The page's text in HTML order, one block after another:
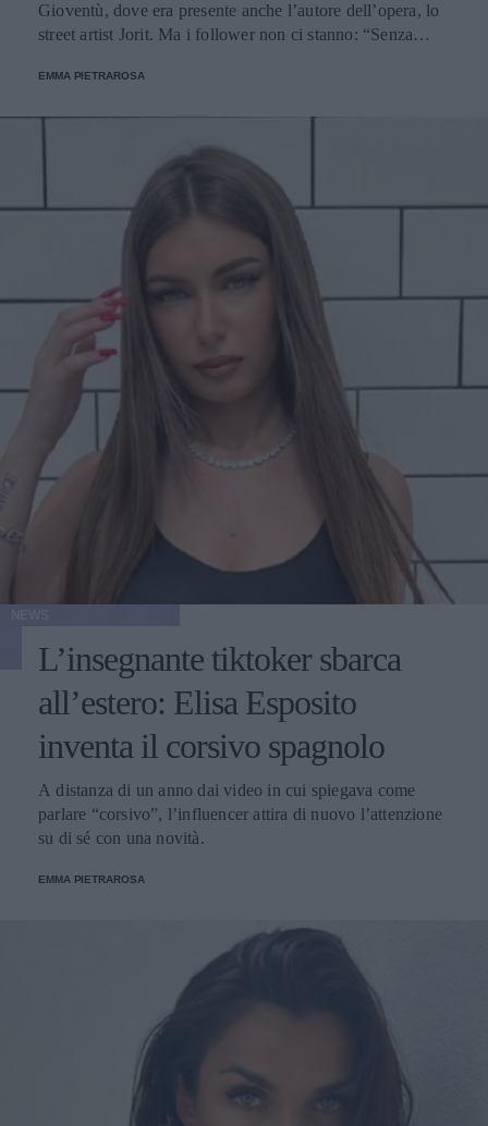
Gioventù, dove era presente anche l’autore dell’opera, lo
street artist Jorit. Ma i follower non ci stanno: “Senza
EMMA PIETRAROSA
L’insegnante tiktoker sbarca
all’estero: Elisa Esposito
inventa il corsivo spagnolo
A distanza di un anno dai video in cui spiegava come
parlare “corsivo”, l’influencer attira di nuovo l’attenzione
su di sé con una novità.
EMMA PIETRAROSA